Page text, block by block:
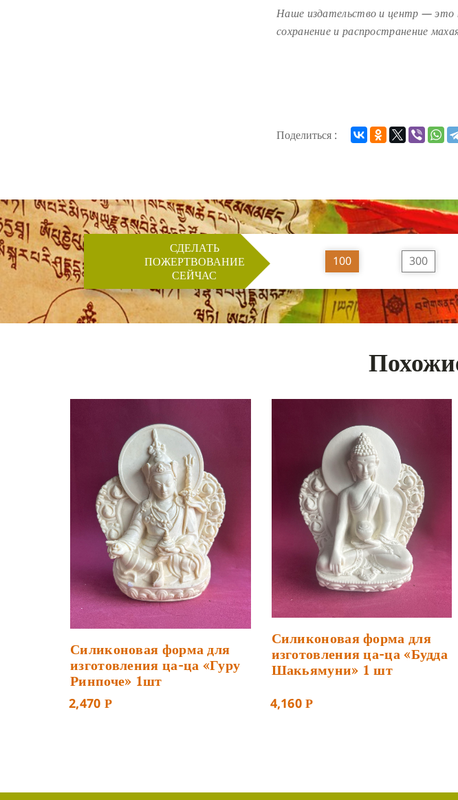
Наше издательство и центр — это
сохранение и распространение
Поделиться :
СДЕЛАТЬ
ПОЖЕРТВОВАНИЕ
СЕЙЧАС
100 300
Силиконовая форма для
изготовления ца-ца «Гуру
Ринпоче» 1шт
2,470 Р
Силиконовая форма для
изготовления ца-ца «Будда
Шакьямуни» 1 шт
4,160Р